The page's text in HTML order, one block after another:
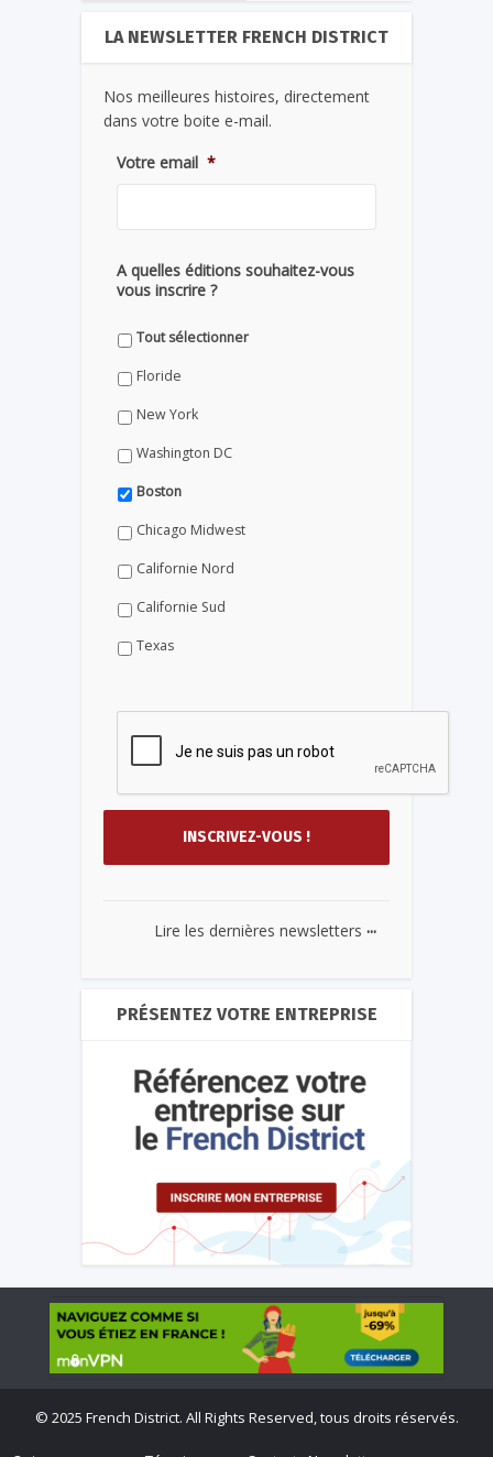
LA NEWSLETTER FRENCH DISTRICT
Nos meilleures histoires, directement
dans votre boite e-mail.
Votre email *
A quelles éditions souhaitez-vous
vous inscrire ?
Tout sélectionner
Floride
New York
Washington DC
Boston
Chicago Midwest
Californie Nord
Californie Sud
Texas
Lire les dernières newsletters ...
PRÉSENTEZ VOTRE ENTREPRISE
© 2025 French District. All Rights Reserved, tous droits réservés.